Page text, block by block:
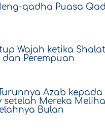
qadha Puasa
Wajah ketika Shalat
Perempuan
Azab kepada
setelah Mereka
Bulan